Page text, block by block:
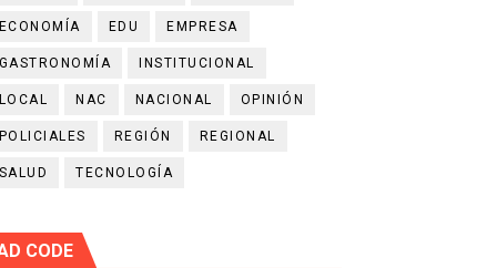
ECONOMÍA EDU EMPRESA
GASTRONOMÍA INSTITUCIONAL
LOCAL NAC NACIONAL OPINIÓN
POLICIALES REGIÓN REGIONAL
SALUD TECNOLOGÍA
CODE